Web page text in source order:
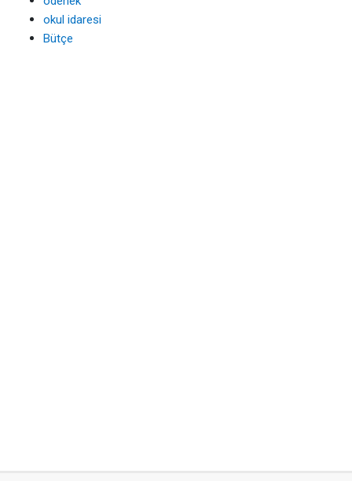
okul idaresi
Bütçe